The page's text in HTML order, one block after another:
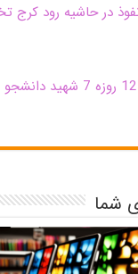
در حاشیه‌ رود کرج
شما